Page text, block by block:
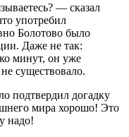
— сказал
употребил
Болотово было
Даже не так:
минут, он уже
существовало.
подтвердил догадку
мира хорошо! Это
надо!